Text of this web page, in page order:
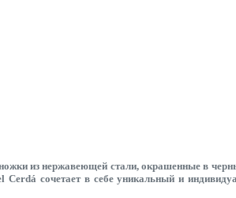
из нержавеющей стали, окрашенные в
сочетает в себе уникальный и